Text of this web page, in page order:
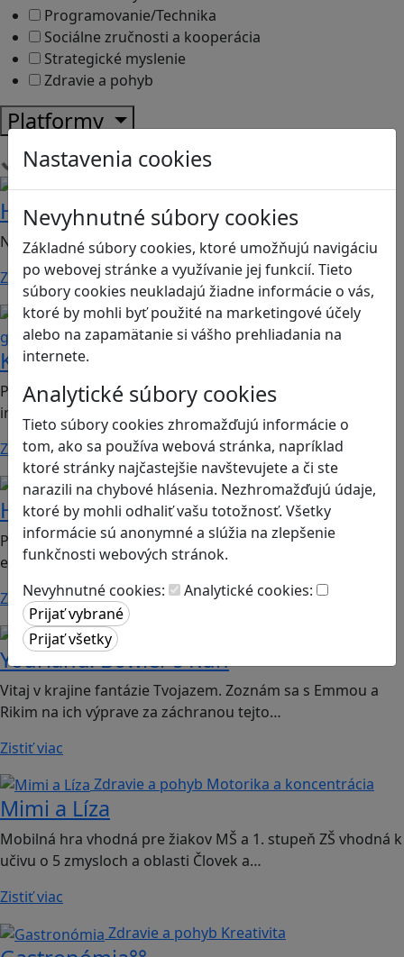
Nastavenia cookies
Nevyhnutné súbory cookies
Základné súbory cookies, ktoré umožňujú navigáciu
po webovej stránke a využívanie jej funkcií. Tieto
súbory cookies neukladajú žiadne informácie o vás,
ktoré by mohli byť použité na marketingové účely
alebo na zapamätanie si vášho prehliadania na
internete.
Analytické súbory cookies
Tieto súbory cookies zhromažďujú informácie o
tom, ako sa používa webová stránka, napríklad
ktoré stránky najčastejšie navštevujete a či ste
narazili na chybové hlásenia. Nezhromažďujú údaje,
ktoré by mohli odhaliť vašu totožnosť. Všetky
informácie sú anonymné a slúžia na zlepšenie
funkčnosti webových stránok.
Nevyhnutné cookies:
Analytické cookies:
Programovanie/Technika
Sociálne zručnosti a kooperácia
Strategické myslenie
Zdravie a pohyb
Platformy
Načítam hry
Bezpečnosť na interneteDigitálna rovnováha
Hope
Nauč sa bezpečne komunikovať v digitále!
Zistiť viac
Bezpečnosť na interneteMediálna
gramotnosť
KyberBabka
Print&play hra vhodná pre 2. stupeň ZŠ a SŠ, predmet:
informatika, mediálna výchova
Zistiť viac
EkológiaGlobálne vzdelávanie
Hra o čas
Print & play hra vhodná pre 2. stupeň ZŠ a SŠ, predmet:
environmentálna výchova, geografia.
Zistiť viac
Yourland: Bowler's Run
Vitaj v krajine fantázie Tvojazem. Zoznám sa s Emmou a
Rikim na ich výprave za záchranou tejto…
Zistiť viac
Zdravie a pohyb Motorika a koncentrácia
Mimi a Líza
Mobilná hra vhodná pre žiakov MŠ a 1. stupeň ZŠ vhodná k
učivu o 5 zmysloch a oblasti Človek a…
Zistiť viac
Zdravie a pohyb Kreativita